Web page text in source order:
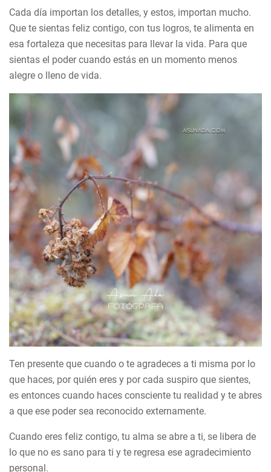
Cada día importan los detalles, y estos, importan mucho.
Que te sientas feliz contigo, con tus logros, te alimenta en
esa fortaleza que necesitas para llevar la vida. Para que
sientas el poder cuando estás en un momento menos
alegre o lleno de vida.
Ten presente que cuando o te agradeces a ti misma por lo
que haces, por quién eres y por cada suspiro que sientes,
es entonces cuando haces consciente tu realidad y te abres
a que ese poder sea reconocido externamente.
Cuando eres feliz contigo, tu alma se abre a ti, se libera de
lo que no es sano para ti y te regresa ese agradecimiento
personal.